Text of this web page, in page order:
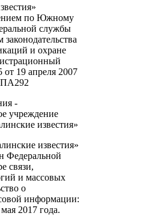
по Южному
службы
и охране
19 апреля 2007
ПА292
-
учреждение
известия»
известия»
Федеральной
связи,
и массовых
о
информации:
2017 года.